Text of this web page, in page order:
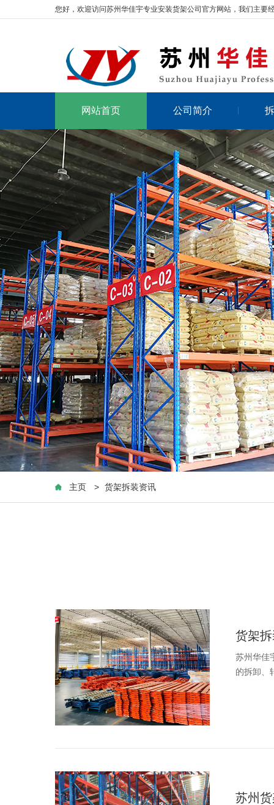
您好，欢迎访问苏州华佳宇专业安装货架公司官方网站，我们主要
网站首页 公司简介
主页 > 货架拆装资讯
货架
苏州华佳
的拆卸、
苏州